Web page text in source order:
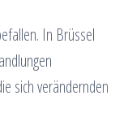
In Brüssel
sich verändernden